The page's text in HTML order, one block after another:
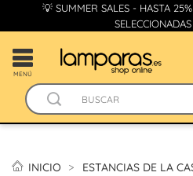
💡 SUMMER SALES - HASTA
MENÚ
INICIO ESTANCIAS DE LA